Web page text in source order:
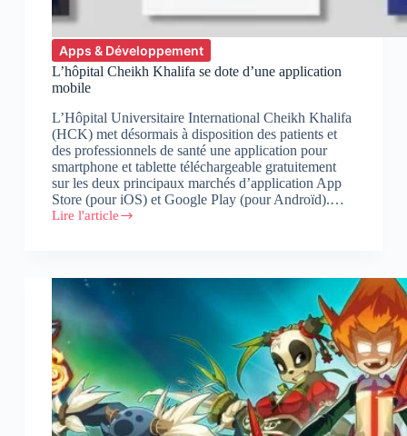
Apps & Développement
L’hôpital Cheikh Khalifa se dote d’une application
mobile
L’Hôpital Universitaire International Cheikh Khalifa
(HCK) met désormais à disposition des patients et
des professionnels de santé une application pour
smartphone et tablette téléchargeable gratuitement
sur les deux principaux marchés d’application App
Store (pour iOS) et Google Play (pour Androïd).…
Lire l'article
L’hôpital
d’une
application
mobile